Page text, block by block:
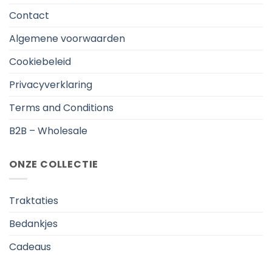
Contact
Algemene voorwaarden
Cookiebeleid
Privacyverklaring
Terms and Conditions
B2B – Wholesale
ONZE COLLECTIE
Traktaties
Bedankjes
Cadeaus